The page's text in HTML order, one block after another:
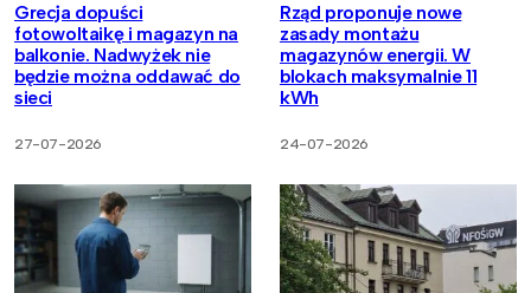
Grecja dopuści
fotowoltaikę i magazyn na
balkonie. Nadwyżek nie
będzie można oddawać do
sieci
27-07-2026
Rząd proponuje nowe
zasady montażu
magazynów energii. W
blokach maksymalnie 11
kWh
24-07-2026